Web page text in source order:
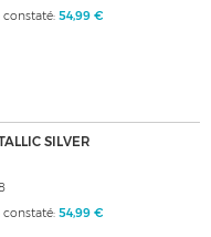
constaté: 54,99 €
SILVER
constaté: 54,99 €